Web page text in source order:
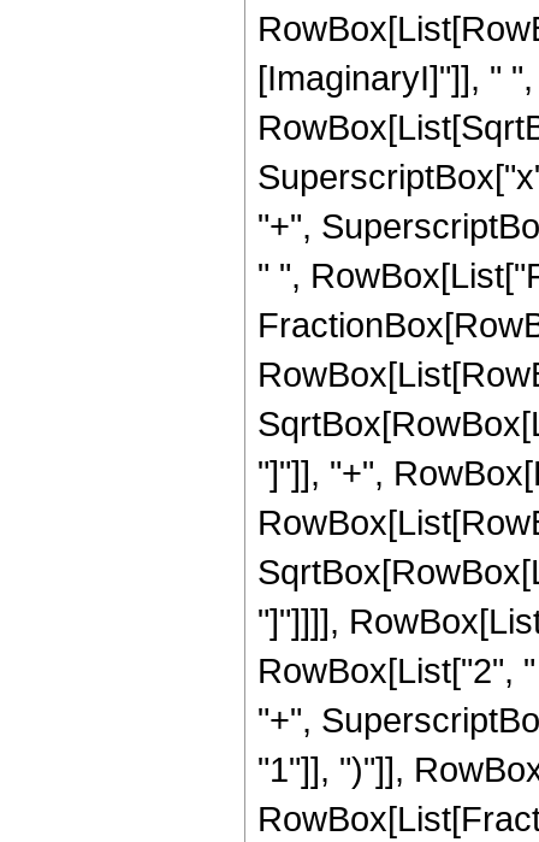
[ImaginaryI]"]], "
"+",
" ",
"]"]], "+",
"]"]]]],
RowBox[List["2",
"+",
"1"]], ")"]],